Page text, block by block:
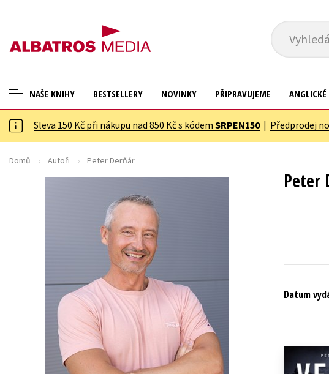
NAŠE KNIHY
ANGLICKÉ KNIHY -20 %
NOVÝ VÝPRODEJ -70 %
KNIHY S DÁRKEM
🎁DÁRKOVÉ PUBLIKACE
✉️ DÁRKOVÉ POUKAZY
Beletrie pro děti
Beletrie pro dospělé
Byznys a ekonomie
Cestování
Dárkové zboží
Jazyky
Kalendáře
Kariéra a osobní rozvoj
Komiks
New
BESTSELLERY NOVINKY PŘIPRAVUJEME
Sleva 150 Kč při nákupu nad 850 Kč s kódem SRPEN150| Předprodej
Domů Autoři Peter Derňár
Peter
Datum